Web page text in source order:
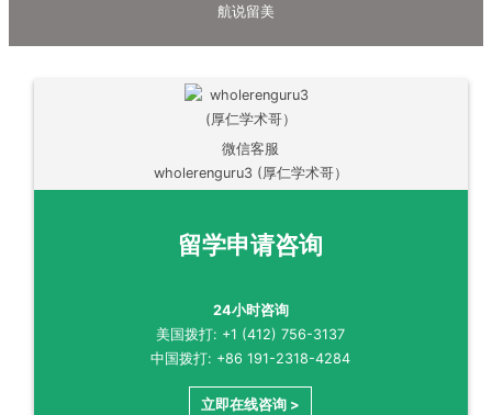
航说留美
微信客服
wholerenguru3 (厚仁学术哥）
留学申请咨询
24小时咨询
美国拨打: +1 (412) 756-3137
中国拨打: +86 191-2318-4284
立即在线咨询 >